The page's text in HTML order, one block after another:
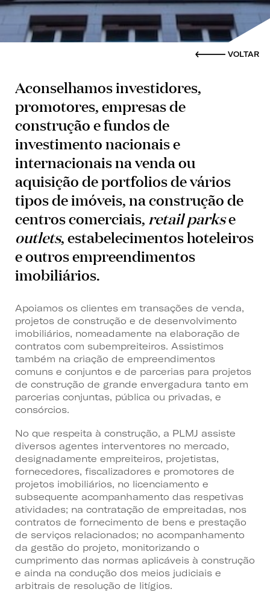
VOLTAR
Aconselhamos investidores,
promotores, empresas de
construção e fundos de
investimento nacionais e
internacionais na venda ou
aquisição de portfolios de vários
tipos de imóveis, na construção de
centros comerciais, retail parkse
outlets, estabelecimentos hoteleiros
e outros empreendimentos
imobiliários.
Apoiamos os clientes em transações de venda,
projetos de construção e de desenvolvimento
imobiliários, nomeadamente na elaboração de
contratos com subempreiteiros. Assistimos
também na criação de empreendimentos
comuns e conjuntos e de parcerias para projetos
de construção de grande envergadura tanto em
parcerias conjuntas, pública ou privadas, e
consórcios.
No que respeita à construção, a PLMJ assiste
diversos agentes interventores no mercado,
designadamente empreiteiros, projetistas,
fornecedores, fiscalizadores e promotores de
projetos imobiliários, no licenciamento e
subsequente acompanhamento das respetivas
atividades; na contratação de empreitadas, nos
contratos de fornecimento de bens e prestação
de serviços relacionados; no acompanhamento
da gestão do projeto, monitorizando o
cumprimento das normas aplicáveis à construção
e ainda na condução dos meios judiciais e
arbitrais de resolução de litígios.